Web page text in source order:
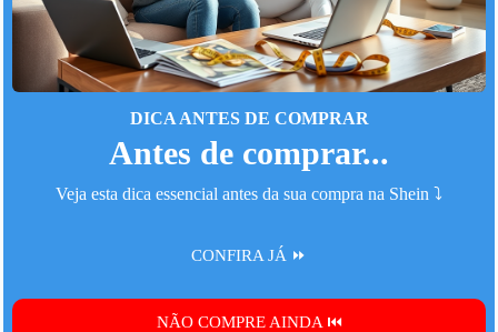
DICA ANTES DE COMPRAR
Antes de comprar...
Veja esta dica essencial antes da sua compra na Shein ⤵️
CONFIRA JÁ ⏩
NÃO COMPRE AINDA ⏮️